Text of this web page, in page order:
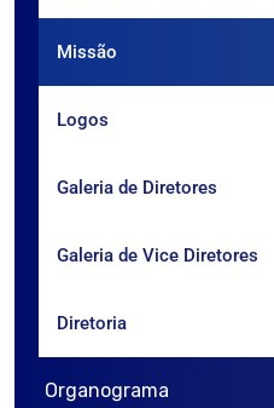
Missão
Logos
Galeria de Diretores
Galeria de Vice Diretores
Diretoria
Organograma